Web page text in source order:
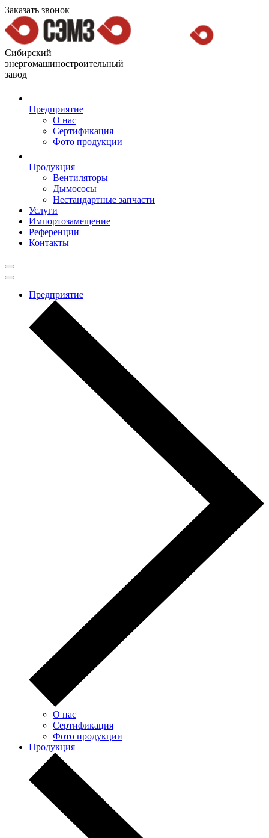
Заказать звонок
Сибирский
энергомашиностроительный
завод
Предприятие
О нас
Сертификация
Фото продукции
Продукция
Вентиляторы
Дымососы
Нестандартные запчасти
Услуги
Импортозамещение
Референции
Контакты
Предприятие
О нас
Сертификация
Фото продукции
Продукция